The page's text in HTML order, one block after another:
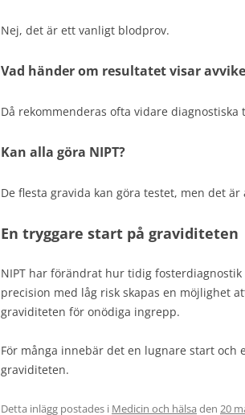
Nej, det är ett vanligt blodprov.
Vad händer om resultatet visar
Då rekommenderas ofta vidare
Kan alla göra NIPT?
De flesta gravida kan göra testet, men det
En tryggare start på graviditeten
NIPT har förändrat hur tidig
precision med låg risk skapas en möjlighet
graviditeten för onödiga ingrepp.
För många innebär det en lugnare start
graviditeten.
Detta inlägg postades i Medicin och hälsa den 20